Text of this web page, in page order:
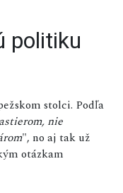
politiku
stolci. Podľa
nie
", no aj tak už
otázkam